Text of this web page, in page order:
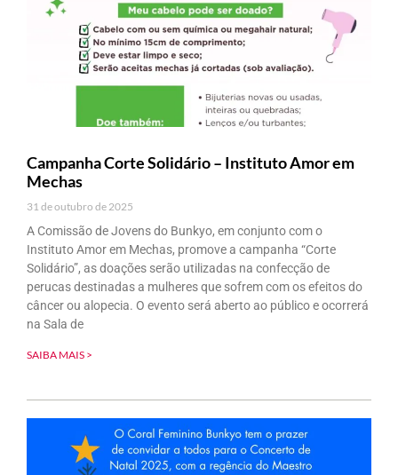
Campanha Corte Solidário – Instituto Amor em
Mechas
31 de outubro de 2025
A Comissão de Jovens do Bunkyo, em conjunto com o
Instituto Amor em Mechas, promove a campanha “Corte
Solidário”, as doações serão utilizadas na confecção de
perucas destinadas a mulheres que sofrem com os efeitos do
câncer ou alopecia. O evento será aberto ao público e ocorrerá
na Sala de
SAIBA MAIS >